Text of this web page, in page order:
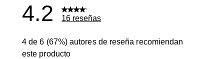
4.2 16 reseñas
4 de 6 (67%) autores de reseña recomiendan
este producto